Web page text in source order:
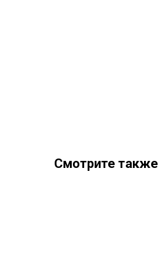
Смотрите также